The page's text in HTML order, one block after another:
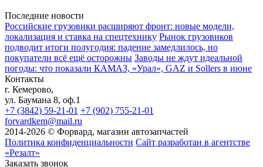
Последние новости
Российские грузовики расширяют фронт: новые модели,
локализация и ставка на спецтехнику Рынок грузовиков
подводит итоги полугодия: падение замедлилось, но
покупатели всё ещё осторожны Заводы не ждут идеальной
погоды: что показали КАМАЗ, «Урал», GAZ и Sollers в июне
Контакты
г. Кемерово,
ул. Баумана 8, оф.1
+7 (3842) 59-21-01 +7 (902) 755-21-01
forvardkem@mail.ru
2014-2026 © Форвард, магазин автозапчастей
Политика конфиденциальности Сайт разработан в агентстве
«Резалт»
Заказать звонок